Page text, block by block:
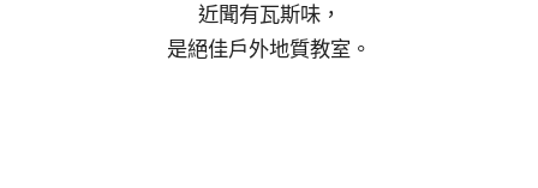
近聞有瓦斯味，
是絕佳戶外地質教室。